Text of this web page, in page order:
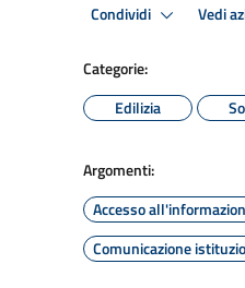
Condividi Vedi
Categorie:
Edilizia
Argomenti:
Accesso
Comunicazione